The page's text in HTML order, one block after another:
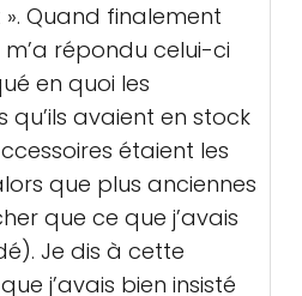
Quand finalement
m’a répondu celui-ci
en quoi les
qu’ils avaient en stock
étaient les
que plus anciennes
que ce que j’avais
Je dis à cette
j’avais bien insisté